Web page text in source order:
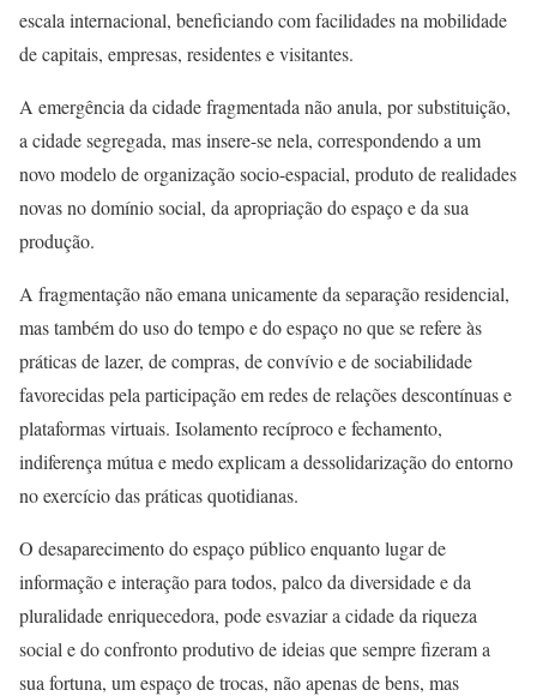
escala internacional, beneficiando com facilidades na mobilidade
de capitais, empresas, residentes e visitantes.
A emergência da cidade fragmentada não anula, por substituição,
a cidade segregada, mas insere-se nela, correspondendo a um
novo modelo de organização socio-espacial, produto de realidades
novas no domínio social, da apropriação do espaço e da sua
produção.
A fragmentação não emana unicamente da separação residencial,
mas também do uso do tempo e do espaço no que se refere às
práticas de lazer, de compras, de convívio e de sociabilidade
favorecidas pela participação em redes de relações descontínuas e
plataformas virtuais. Isolamento recíproco e fechamento,
indiferença mútua e medo explicam a dessolidarização do entorno
no exercício das práticas quotidianas.
O desaparecimento do espaço público enquanto lugar de
informação e interação para todos, palco da diversidade e da
pluralidade enriquecedora, pode esvaziar a cidade da riqueza
social e do confronto produtivo de ideias que sempre fizeram a
sua fortuna, um espaço de trocas, não apenas de bens, mas